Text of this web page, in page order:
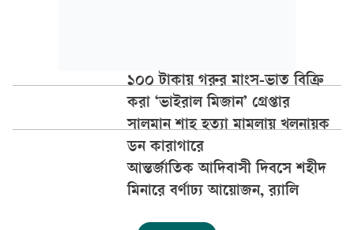
১০০ টাকায় গরুর মাংস-ভাত বিক্রি
করা ‘ভাইরাল মিজান’ গ্রেপ্তার
সালমান শাহ হত্যা মামলায় খলনায়ক
ডন কারাগারে
আন্তর্জাতিক আদিবাসী দিবসে শহীদ
মিনারে বর্ণাঢ্য আয়োজন, র‍্যালি